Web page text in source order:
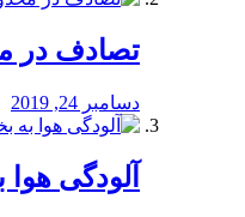
تصادف در
دسامبر 24, 2019
آلودگی